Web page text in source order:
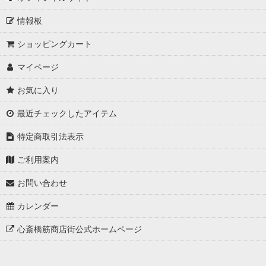
[卓上版] 方象暦ダイアリー
情報板
ショッピングカート
マイページ
お気に入り
最近チェックしたアイテム
特定商取引法表示
ご利用案内
お問い合わせ
カレンダー
心斎橋筋商店街公式ホームページ